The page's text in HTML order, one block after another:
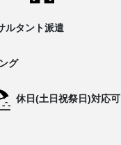
ルタント派遣
グ
休日(土日祝祭日)対応可